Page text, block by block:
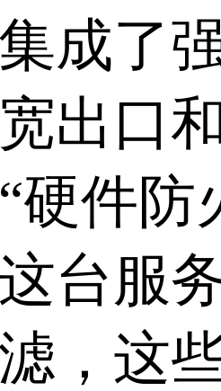
成了
出口
硬件防
台服
，这